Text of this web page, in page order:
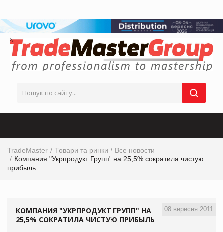
TradeMaster Товари та ринки
Все новости
Компания "Укрпродукт Групп" на 25,5% сократила чистую
прибыль
08 вересня 2011
КОМПАНИЯ "УКРПРОДУКТ ГРУПП" НА
25,5% СОКРАТИЛА ЧИСТУЮ ПРИБЫЛЬ